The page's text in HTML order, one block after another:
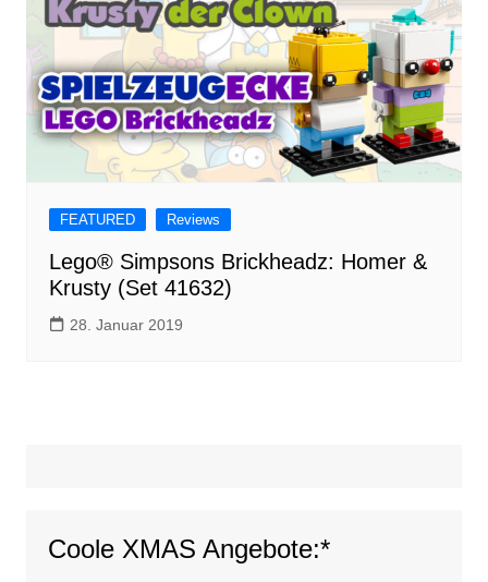
FEATURED Reviews
Lego® Simpsons Brickheadz: Homer &
Krusty (Set 41632)
28. Januar 2019
Coole XMAS Angebote:*